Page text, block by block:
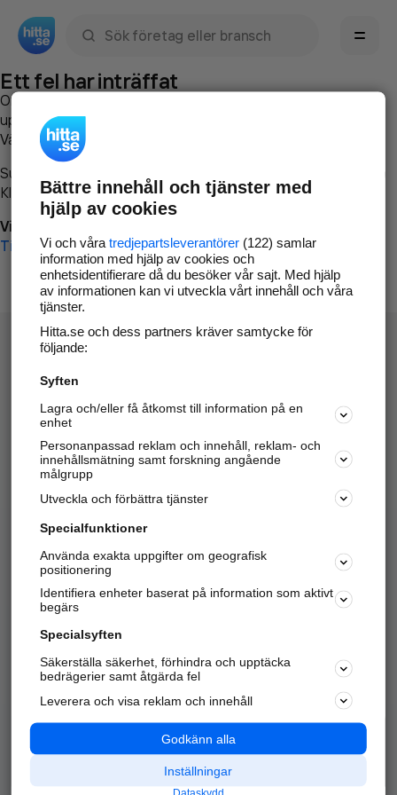
Ett fel har inträffat
Om du vill kan du
uppstod så att vi lättare och snabbare kan avhjälpa det.
Vänligen försök med följande:
Surfa till
Klicka påTillbaka-knappen i webbläsaren och försök igen
Vi beklagar besväret!
Till startsidan
Hitta.se - Gratis nummerupplysning.
Sök företag, personer och platser.
Hitta telefonnummer, adresser, företagsinfo mm.
Marknadsför företaget
Kom igång och annonsera mot
samarbetspartners nära dig.
Alla kategorier
Populära sökningar
API & Kartor
Annonsera
Integritet
Nödnummer
Bättre innehåll och tjänster med
hjälp av cookies
Vi och våra tredjepartsleverantörer(122) samlar
information med hjälp av cookies och
enhetsidentifierare då du besöker vår sajt. Med hjälp
av informationen kan vi utveckla vårt innehåll och våra
tjänster.
Hitta.se och dess partners kräver samtycke för
följande:
Syften
Lagra och/eller få åtkomst till information på en
enhet
Personanpassad reklam och innehåll, reklam- och
innehållsmätning samt forskning angående
målgrupp
Utveckla och förbättra tjänster
Specialfunktioner
Använda exakta uppgifter om geografisk
positionering
Identifiera enheter baserat på information som aktivt
begärs
Specialsyften
Säkerställa säkerhet, förhindra och upptäcka
bedrägerier samt åtgärda fel
Leverera och visa reklam och innehåll
Godkänn alla
Inställningar
Dataskydd